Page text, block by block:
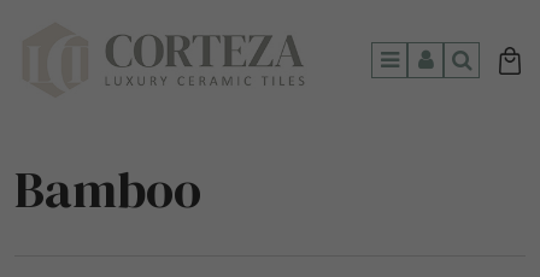
MenuPanelSzukaj
Bamboo